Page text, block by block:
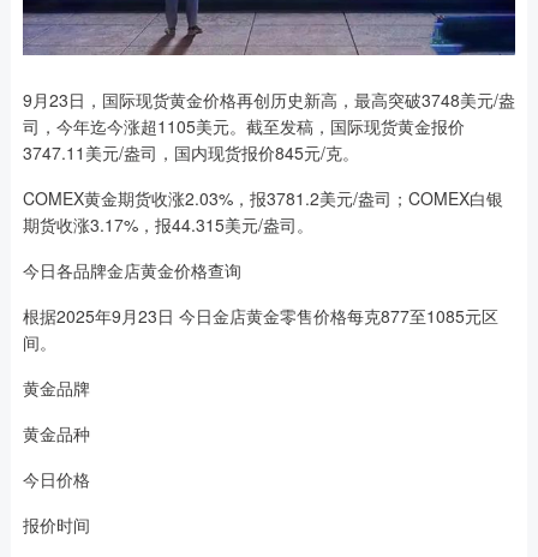
9月23日，国际现货黄金价格再创历史新高，最高突破3748美元/盎
司，今年迄今涨超1105美元。截至发稿，国际现货黄金报价
3747.11美元/盎司，国内现货报价845元/克。
COMEX黄金期货收涨2.03%，报3781.2美元/盎司；COMEX白银
期货收涨3.17%，报44.315美元/盎司。
今日各品牌金店黄金价格查询
根据2025年9月23日 今日金店黄金零售价格每克877至1085元区
间。
黄金品牌
黄金品种
今日价格
报价时间